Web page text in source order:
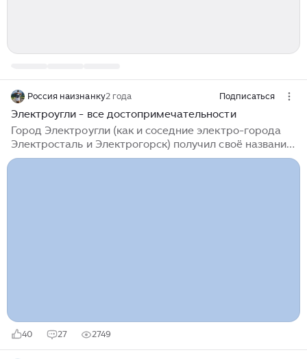
Россия наизнанку2 года Подписаться
Электроугли - все достопримечательности
Город Электроугли (как и соседние электро-города
Электросталь и Электрогорск) получил своё название
благодаря одноимённому заводу, основанному в 1899
40 27 2749